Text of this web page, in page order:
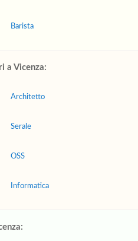
Barista
a Vicenza:
Architetto
Serale
OSS
Informatica